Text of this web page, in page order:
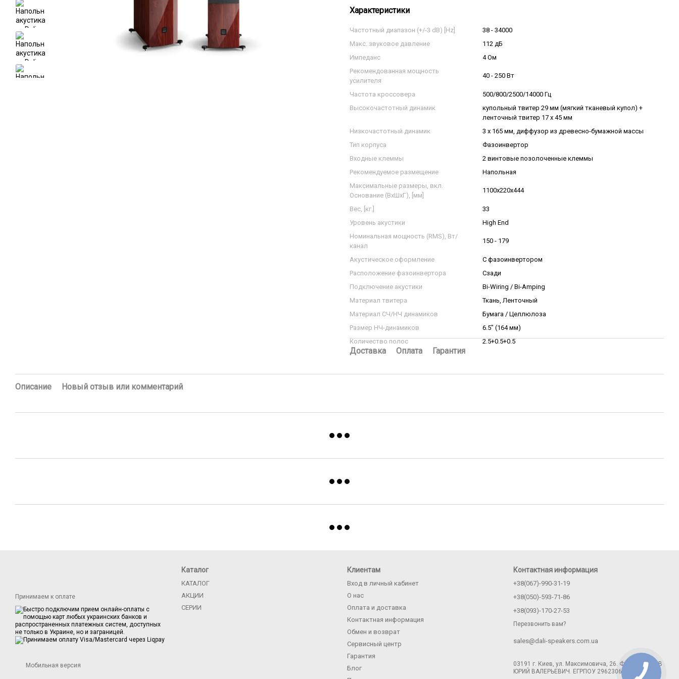
Характеристики
Частотный диапазон (+/-3 dB) [Hz]
38 - 34000
Макс. звуковое давление
112 дБ
Импеданс
4 Ом
Рекомендованная мощность
усилителя
40 - 250 Вт
Частота кроссовера
500/800/2500/14000 Гц
Высокочастотный динамик
купольный твитер 29 мм (мягкий тканевый купол) +
ленточный твитер 17 х 45 мм
Низкочастотный динамик
3 х 165 мм, диффузор из древесно-бумажной массы
Тип корпуса
Фазоинвертор
Входные клеммы
2 винтовые позолоченные клеммы
Рекомендуемое размещение
Напольная
Максимальные размеры, вкл.
Основание (ВxШxГ), [мм]
1100x220x444
Вес, [кг.]
33
Уровень акустики
High End
Номинальная мощность (RMS), Вт/
канал
150 - 179
Акустическое оформление
С фазоинвертором
Расположение фазоинвертора
Сзади
Подключение акустики
Bi-Wiring / Bi-Amping
Материал твитера
Ткань, Ленточный
Материал СЧ/НЧ динамиков
Бумага / Целлюлоза
Размер НЧ-динамиков
6.5″ (164 мм)
Количество полос
2.5+0.5+0.5
Доставка Оплата Гарантия
Описание Новый отзыв или комментарий
Принимаем к оплате
Мобильная версия
Каталог
КАТАЛОГ
АКЦИИ
СЕРИИ
Клиентам
Вход в личный кабинет
О нас
Оплата и доставка
Контактная информация
Обмен и возврат
Сервисный центр
Гарантия
Блог
Контактная информация
+38(067)-990-31-19
+38(050)-593-71-86
+38(093)-170-27-53
Перезвонить вам?
sales@dali-speakers.com.ua
03191 г. Киев, ул. Максимовича, 26. ФЛП ЛОГИНОВ
ЮРИЙ ВАЛЕРЬЕВИЧ. ЕГРПОУ 2962306671